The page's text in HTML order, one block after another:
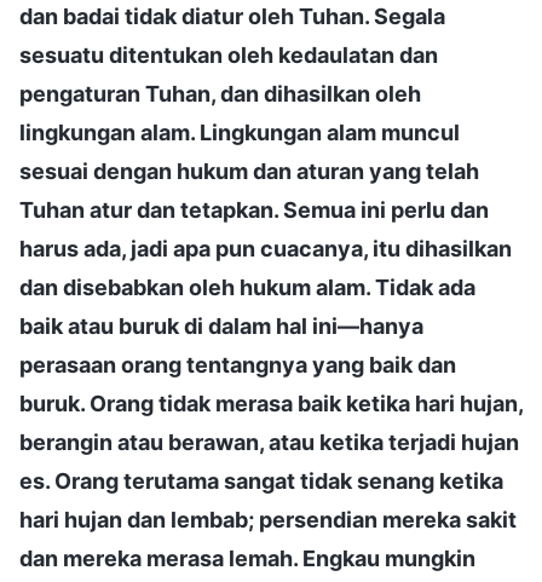
dan badai tidak diatur oleh Tuhan. Segala
sesuatu ditentukan oleh kedaulatan dan
pengaturan Tuhan, dan dihasilkan oleh
lingkungan alam. Lingkungan alam muncul
sesuai dengan hukum dan aturan yang telah
Tuhan atur dan tetapkan. Semua ini perlu dan
harus ada, jadi apa pun cuacanya, itu dihasilkan
dan disebabkan oleh hukum alam. Tidak ada
baik atau buruk di dalam hal ini—hanya
perasaan orang tentangnya yang baik dan
buruk. Orang tidak merasa baik ketika hari hujan,
berangin atau berawan, atau ketika terjadi hujan
es. Orang terutama sangat tidak senang ketika
hari hujan dan lembab; persendian mereka sakit
dan mereka merasa lemah. Engkau mungkin